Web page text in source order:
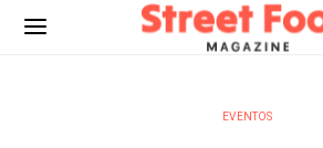
EVENTOS